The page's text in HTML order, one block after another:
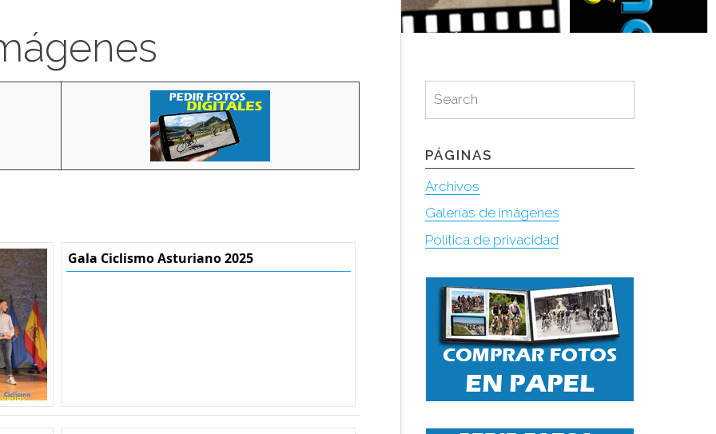
Gala Ciclismo Asturiano 2025
for:
Search
PÁGINAS
Archivos
Galerías de imágenes
Política de privacidad